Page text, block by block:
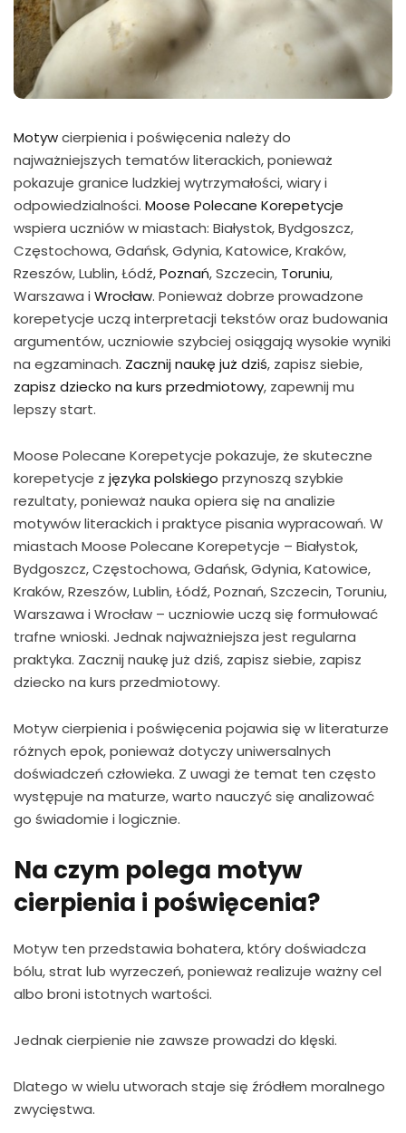
Motywcierpienia i poświęcenia należy do
najważniejszych tematów literackich, ponieważ
pokazuje granice ludzkiej wytrzymałości, wiary i
odpowiedzialności. Moose Polecane Korepetycje
wspiera uczniów w miastach: Białystok, Bydgoszcz,
Częstochowa, Gdańsk, Gdynia, Katowice, Kraków,
Rzeszów, Lublin, Łódź,Poznań, Szczecin, Toruniu,
Warszawa i Wrocław. Ponieważ dobrze prowadzone
korepetycje uczą interpretacji tekstów oraz budowania
argumentów, uczniowie szybciej osiągają wysokie wyniki
na egzaminach. Zacznij naukę już dziś, zapisz siebie,
zapisz dziecko na kurs przedmiotowy, zapewnij mu
lepszy start.
Moose Polecane Korepetycje pokazuje, że skuteczne
korepetycje z języka polskiego przynoszą szybkie
rezultaty, ponieważ nauka opiera się na analizie
motywów literackich i praktyce pisania wypracowań. W
miastach Moose Polecane Korepetycje – Białystok,
Bydgoszcz, Częstochowa, Gdańsk, Gdynia, Katowice,
Kraków, Rzeszów, Lublin, Łódź, Poznań, Szczecin, Toruniu,
Warszawa i Wrocław – uczniowie uczą się formułować
trafne wnioski. Jednak najważniejsza jest regularna
praktyka. Zacznij naukę już dziś, zapisz siebie, zapisz
dziecko na kurs przedmiotowy.
Motyw cierpienia i poświęcenia pojawia się w literaturze
różnych epok, ponieważ dotyczy uniwersalnych
doświadczeń człowieka. Z uwagi że temat ten często
występuje na maturze, warto nauczyć się analizować
go świadomie i logicznie.
Na czym polega motyw
cierpienia i poświęcenia?
Motyw ten przedstawia bohatera, który doświadcza
bólu, strat lub wyrzeczeń, ponieważ realizuje ważny cel
albo broni istotnych wartości.
Jednak cierpienie nie zawsze prowadzi do klęski.
Dlatego w wielu utworach staje się źródłem moralnego
zwycięstwa.